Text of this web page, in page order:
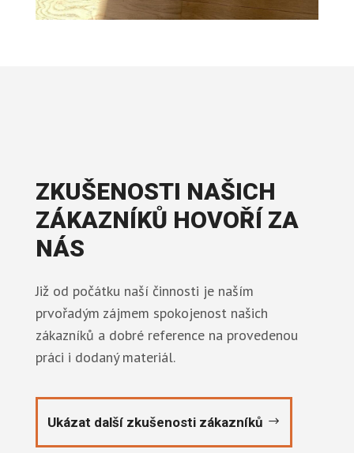
ZKUŠENOSTI NAŠICH
ZÁKAZNÍKŮ HOVOŘÍ ZA
NÁS
Již od počátku naší činnosti je naším
prvořadým zájmem spokojenost našich
zákazníků a dobré reference na provedenou
práci i dodaný materiál.
Ukázat další zkušenosti zákazníků